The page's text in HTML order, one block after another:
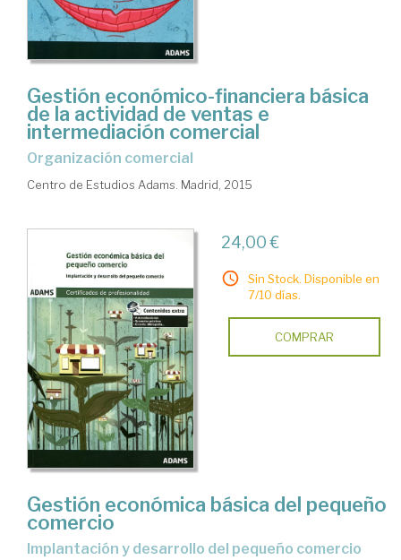
Gestión económico-financiera básica
de la actividad de ventas e
intermediación comercial
organización comercial
Centro de Estudios Adams. Madrid, 2015
24,00 €
Sin Stock. Disponible en
7/10 días.
COMPRAR
Gestión económica básica del pequeño
comercio
implantación y desarrollo del pequeño comercio